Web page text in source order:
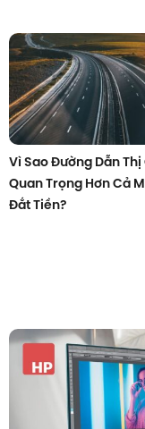
Vì Sao Đường Dẫn Thị
Quan Trọng Hơn Cả
Đắt Tiền?